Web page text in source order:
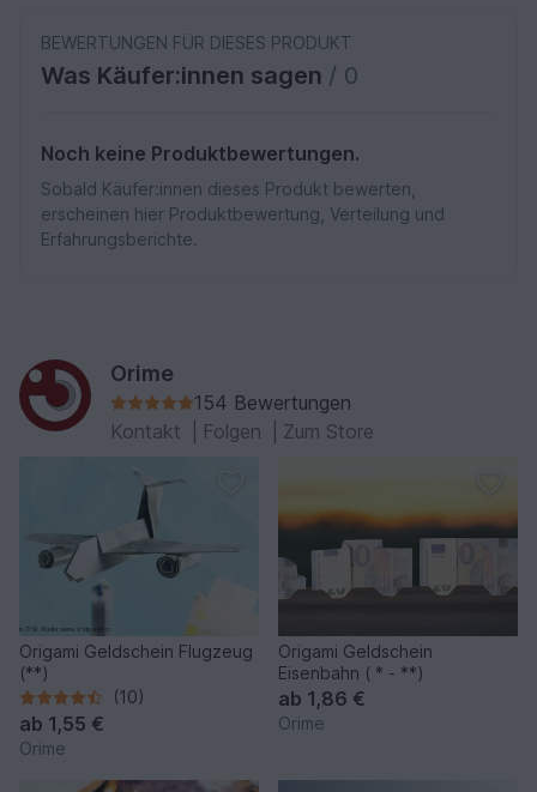
BEWERTUNGEN FÜR DIESES PRODUKT
Was Käufer:innen sagen / 0
Noch keine Produktbewertungen.
Sobald Käufer:innen dieses Produkt bewerten,
erscheinen hier Produktbewertung, Verteilung und
Erfahrungsberichte.
Orime
154 Bewertungen
Kontakt
Folgen Zum Store
Origami Geldschein Flugzeug
(**)
(10)
ab 1,55 €
Orime
Origami Geldschein
Eisenbahn ( * - **)
ab 1,86 €
Orime